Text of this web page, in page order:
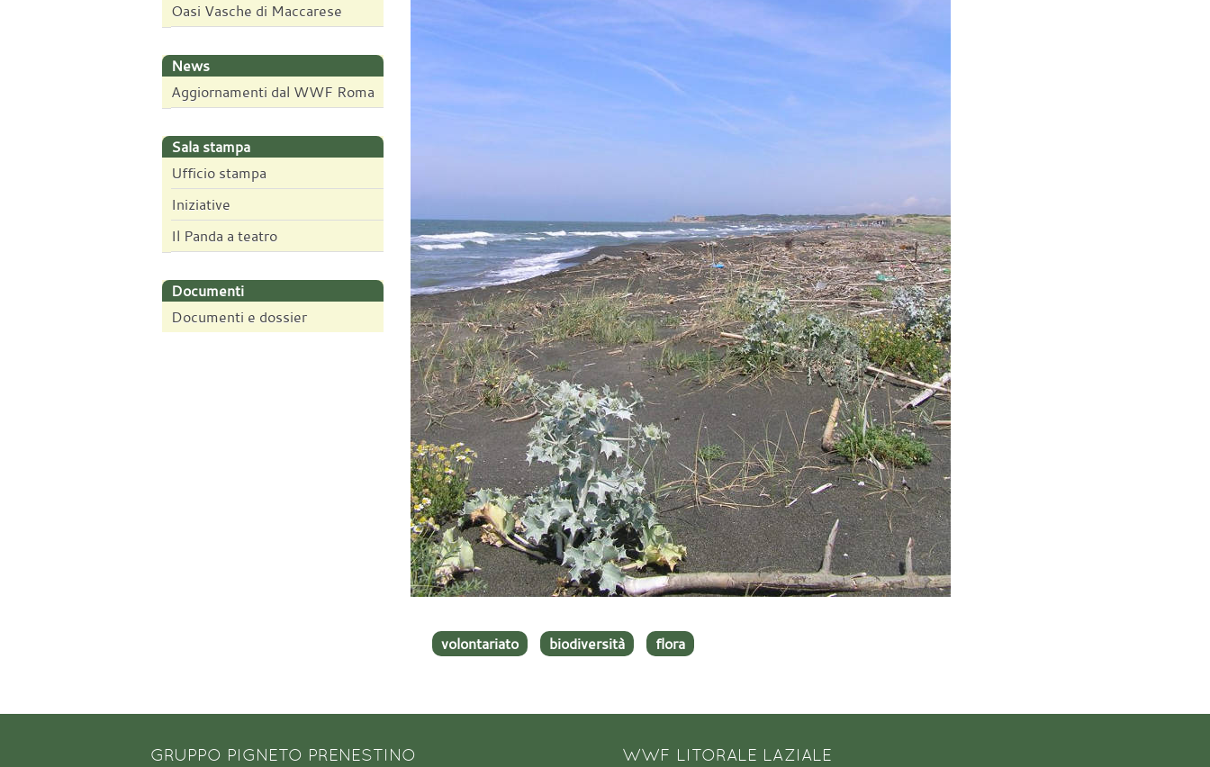
Oasi Vasche di Maccarese
News
Aggiornamenti dal WWF Roma
Sala stampa
Ufficio stampa
Iniziative
Il Panda a teatro
Documenti
Documenti e dossier
volontariato biodiversità flora
GRUPPO PIGNETO PRENESTINO WWF LITORALE LAZIALE